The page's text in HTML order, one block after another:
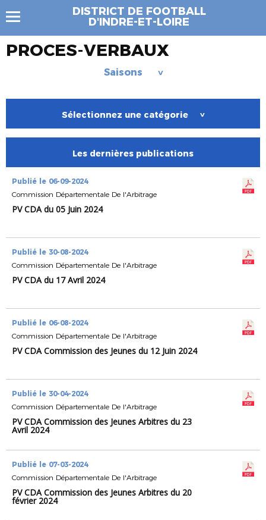
DISTRICT DE FOOTBALL
D'INDRE-ET-LOIRE
PROCES-VERBAUX
Saisons >
Sélectionnez une catégorie >
Les dernières publications
Publié le 06-09-2024
Commission Départementale De l'Arbitrage
PV CDA du 05 Juin 2024
Publié le 30-08-2024
Commission Départementale De l'Arbitrage
PV CDA du 17 Avril 2024
Publié le 06-08-2024
Commission Départementale De l'Arbitrage
PV CDA Commission des Jeunes du 12 Juin 2024
Publié le 30-04-2024
Commission Départementale De l'Arbitrage
PV CDA Commission des Jeunes Arbitres du 23
Avril 2024
Publié le 07-03-2024
Commission Départementale De l'Arbitrage
PV CDA Commission des Jeunes Arbitres du 20
février 2024